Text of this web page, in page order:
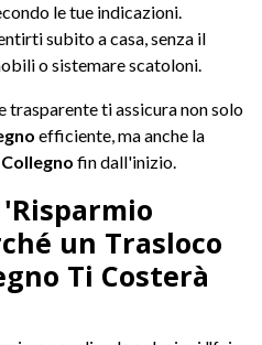
le tue indicazioni.
subito a casa, senza il
o sistemare scatoloni.
ti assicura non solo
efficiente, ma anche la
fin dall'inizio.
un Trasloco
Ti Costerà